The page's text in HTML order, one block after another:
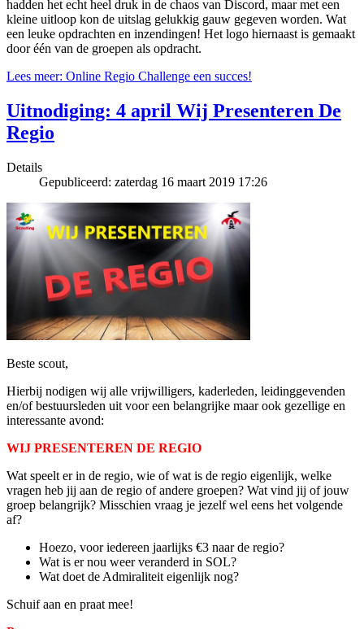
hadden het echt heel druk in de chaos van Discord, maar met een
kleine uitloop kon de uitslag gelukkig gauw gegeven worden. Wat
een leuke opdrachten en inzendingen! Het logo hiernaast is gemaakt
door één van de groepen als opdracht.
Lees meer: Online Regio Challenge een succes!
Uitnodiging: 4 april Wij Presenteren De
Regio
Details
Gepubliceerd: zaterdag 16 maart 2019 17:26
Beste scout,
Hierbij nodigen wij alle vrijwilligers, kaderleden, leidinggevenden
en/of bestuursleden uit voor een belangrijke maar ook gezellige en
interessante avond:
WIJ PRESENTEREN DE REGIO
Wat speelt er in de regio, wie of wat is de regio eigenlijk, welke
vragen heb jij aan de regio of andere groepen? Wat vind jij of jouw
groep belangrijk? Misschien vraag je jezelf wel eens het volgende
af?
Hoezo, voor iedereen jaarlijks €3 naar de regio?
Wat is er nou weer veranderd in SOL?
Wat doet de Admiraliteit eigenlijk nog?
Schuif aan en praat mee!